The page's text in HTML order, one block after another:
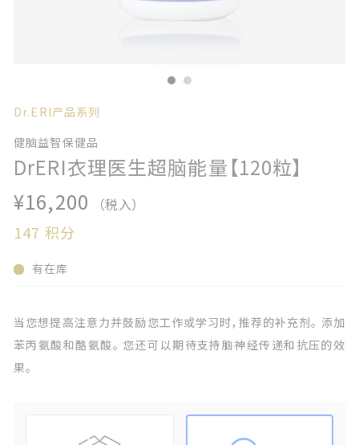
Dr.ERI产品系列
健脑益智保健品
DrERI衣理医生超脑能量【120粒】
¥16,200
（税入）
147 积分
有在库
当您想提高注意力并鼓励您工作或学习时，推荐的补充剂。 添加
苯丙氨酸和酪氨酸。 您还可以期待支持脑神经传递和抗压的效
果。